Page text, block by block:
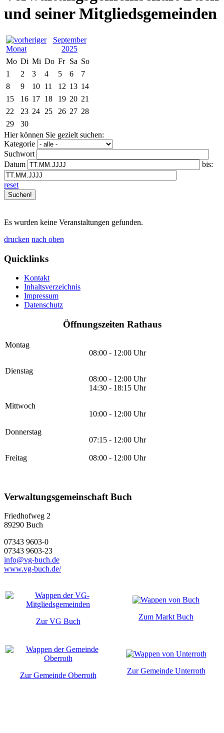
und seiner Mitgliedsgemeinden
September
2025
Mo Di Mi Do Fr Sa So
1
2 3 4 5 6
7
8
9 10 11 12 13 14
15
16 17 18 19 20 21
22
23 24 25 26 27 28
29
30
Hier können Sie gezielt suchen:
Kategorie
Suchwort
Datum
bis:
reset
Es wurden keine Veranstaltungen gefunden.
drucken nach oben
Quicklinks
Kontakt
Inhaltsverzeichnis
Impressum
Datenschutz
Öffnungszeiten Rathaus
Montag
08:00 - 12:00 Uhr
Dienstag
08:00 - 12:00 Uhr
14:30 - 18:15 Uhr
Mittwoch
10:00 - 12:00 Uhr
Donnerstag
07:15 - 12:00 Uhr
Freitag 08:00 - 12:00 Uhr
Verwaltungsgemeinschaft Buch
Friedhofweg 2
89290 Buch
07343 9603-0
07343 9603-23
info@vg-buch.de
www.vg-buch.de/
Zur VG Buch
Zum Markt Buch
Zur Gemeinde Oberroth
Zur Gemeinde Unterroth